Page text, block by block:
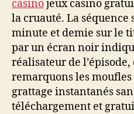
casinojeux casino
la cruauté. La séquence
minute et demie sur le
par un écran noir
réalisateur de
remarquons les
grattage instantanés
téléchargement et